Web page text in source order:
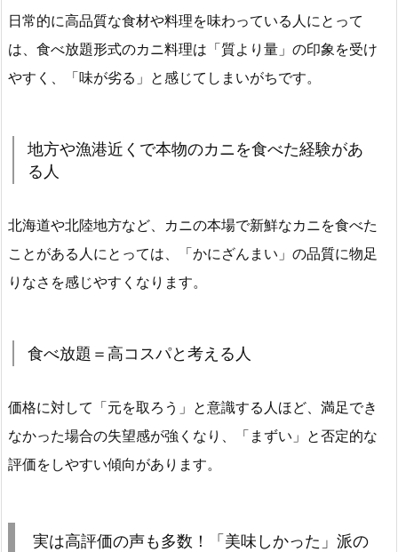
日常的に高品質な食材や料理を味わっている人にとって
は、食べ放題形式のカニ料理は「質より量」の印象を受け
やすく、「味が劣る」と感じてしまいがちです。
地方や漁港近くで本物のカニを食べた経験があ
る人
北海道や北陸地方など、カニの本場で新鮮なカニを食べた
ことがある人にとっては、「かにざんまい」の品質に物足
りなさを感じやすくなります。
食べ放題＝高コスパと考える人
価格に対して「元を取ろう」と意識する人ほど、満足でき
なかった場合の失望感が強くなり、「まずい」と否定的な
評価をしやすい傾向があります。
実は高評価の声も多数！「美味しかった」派の